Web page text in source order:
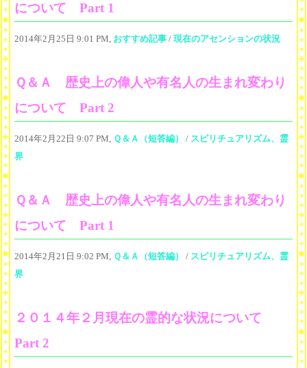
について Part 1
2014年2月25日 9:01 PM, おすすめ記事 / 現在のアセンションの状況
Ｑ＆Ａ 歴史上の偉人や有名人の生まれ変わり
について Part 2
2014年2月22日 9:07 PM, Ｑ＆Ａ（短答編） / スピリチュアリズム、霊
界
Ｑ＆Ａ 歴史上の偉人や有名人の生まれ変わり
について Part 1
2014年2月21日 9:02 PM, Ｑ＆Ａ（短答編） / スピリチュアリズム、霊
界
２０１４年２月現在の霊的な状況について
Part 2